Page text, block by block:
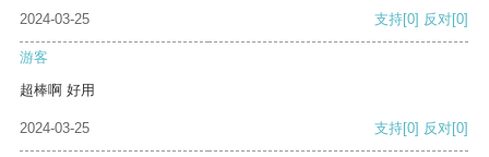
2024-03-25 支持[0] 反对[0]
游客
超棒啊 好用
2024-03-25 支持[0] 反对[0]